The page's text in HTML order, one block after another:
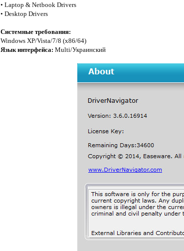
• Laptop & Netbook Drivers
• Desktop Drivers
Системные требования:
Windows XP/Vista/7/8 (x86/64)
Язык интерфейса: Multi/Украинский